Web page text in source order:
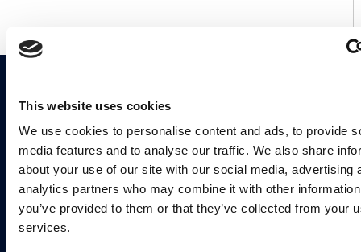
This website uses cookies
We use cookies to personalise content and ads, to provide
media features and to analyse our traffic. We also share
about your use of our site with our social media, advertising
analytics partners who may combine it with other
you’ve provided to them or that they’ve collected from your
services.
A Blue Molds®a FAB Construction d.o.o. bejegyzett
védjegye.
Fab Construction d.o.o
Planina 3
4000 Kranj
Szlovénia
ÁFA szám SI 52177505